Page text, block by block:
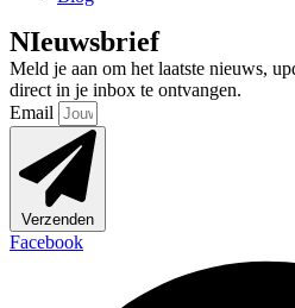
NIeuwsbrief
Meld je aan om het laatste nieuws,
direct in je inbox te ontvangen.
Email
Verzenden
Facebook